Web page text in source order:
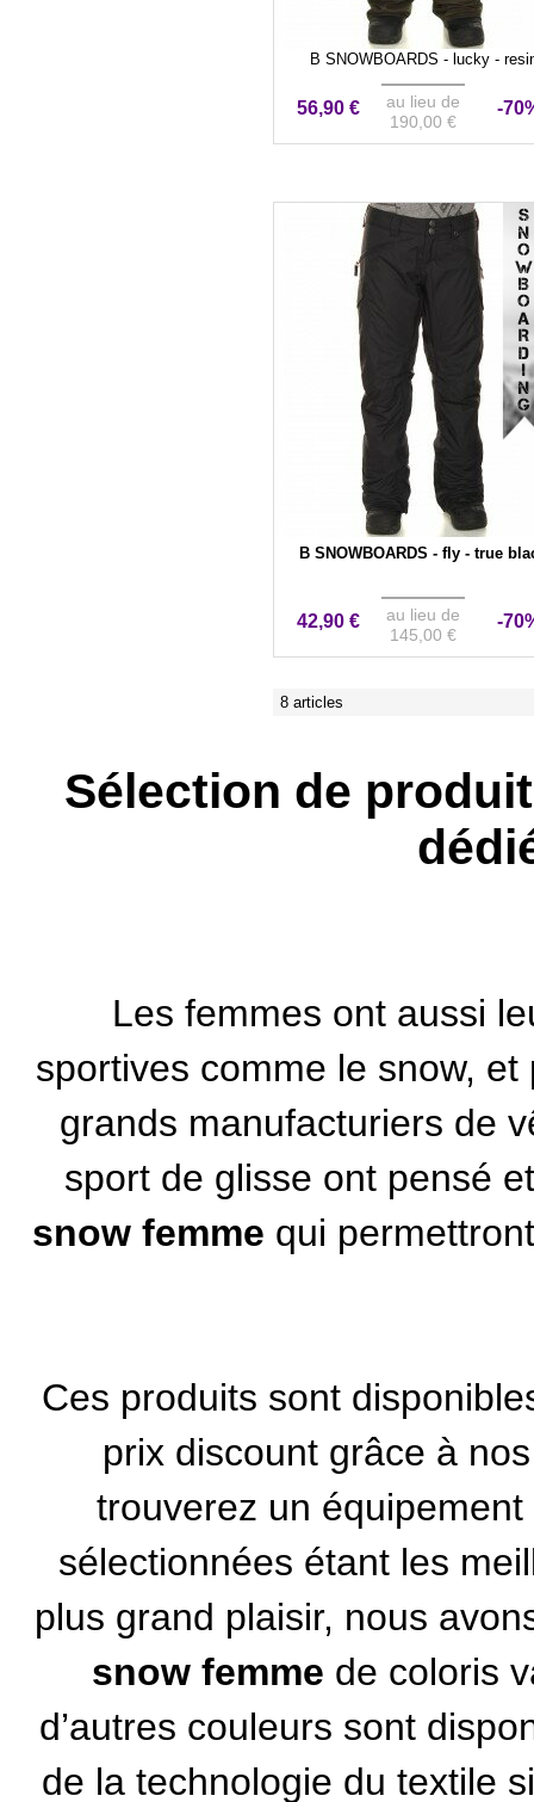
B SNOWBOARDS - lucky -
56,90 €
au lieu de
190,00 €
-
VENTE
B SNOWBOARDS - fly - true
42,90 €
au lieu de
145,00 €
-
8 articles
Sélection de
Les femmes ont aussi
sportives comme le snow,
grands manufacturiers de
sport de glisse ont pensé
snow femme qui
Ces produits sont
prix discount grâce à
trouverez un
sélectionnées étant les
plus grand plaisir, nous
snow femme de coloris
d’autres couleurs sont
de la technologie du textile